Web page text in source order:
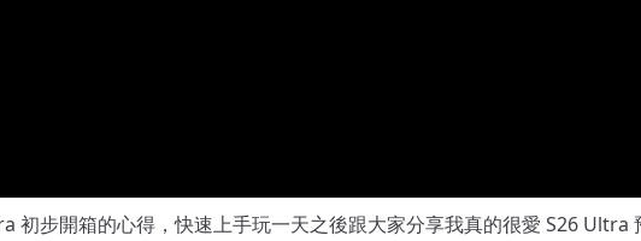
初步開箱的心得，快速上手玩一天之後跟大家分享我真的很愛 S26 Ultra